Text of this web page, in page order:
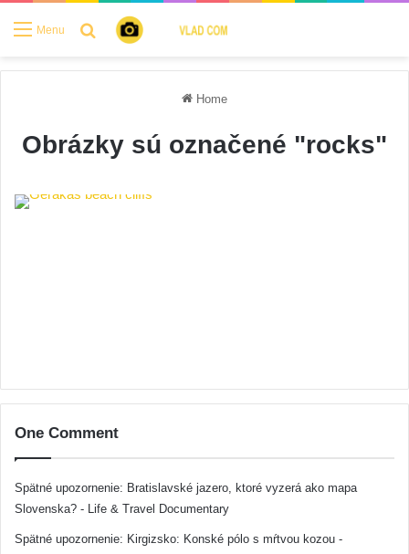
Menu Search for
Home
Obrázky sú označené "rocks"
One Comment
Spätné upozornenie: Bratislavské jazero, ktoré vyzerá ako mapa
Slovenska? - Life & Travel Documentary
Spätné upozornenie: Kirgizsko: Konské pólo s mŕtvou kozou -